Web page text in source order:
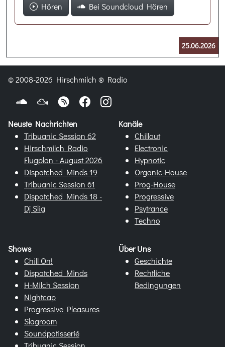
Hören Bei Soundcloud Hören
25.06.2026
© 2008-2026 Hirschmilch ® Radio
Neuste Nachrichten
Tribuanic Session 62
Hirschmilch Radio
Flugplan - August 2026
Dispatched Minds 19
Tribuanic Session 61
Dispatched Minds 18 -
Dj Slig
Kanäle
Chillout
Electronic
Hypnotic
Organic-House
Prog-House
Progressive
Psytrance
Techno
Shows
Chill On!
Dispatched Minds
H-Milch Session
Nightcap
Progressive Pleasures
Slagroom
Soundpatisserié
Über Uns
Geschichte
Rechtliche
Bedingungen